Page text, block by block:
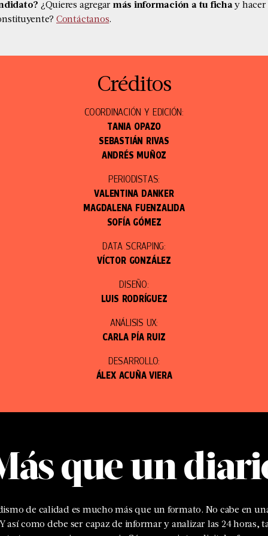
¿Quieres agregar más información a tu fichay hacer
Contáctanos.
Créditos
COORDINACIÓN Y EDICIÓN:
TANIA OPAZO
SEBASTIÁN RIVAS
ANDRÉS MUÑOZ
PERIODISTAS:
VALENTINA DANKER
MAGDALENA FUENZALIDA
SOFÍA GÓMEZ
DATA SCRAPING:
VÍCTOR GONZÁLEZ
DISEÑO:
LUIS RODRÍGUEZ
ANÁLISIS UX:
CARLA PÍA RUIZ
DESARROLLO:
ÁLEX ACUÑA VIERA
que un
de calidad es mucho más que un formato. No cabe en
así como debe ser capaz de informar y analizar las 24 horas,